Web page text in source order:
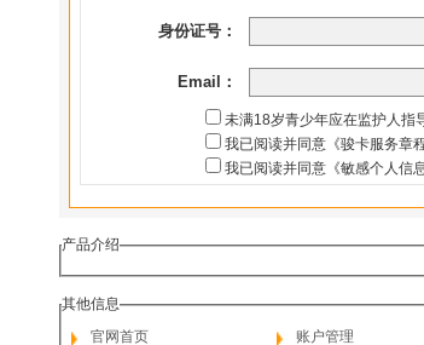
身份证号：
Email：
未满18岁青少年应在监护人指
我已阅读并同意《骏卡服务章程
我已阅读并同意《敏感个人信
产品介绍
其他信息
官网首页
账户管理